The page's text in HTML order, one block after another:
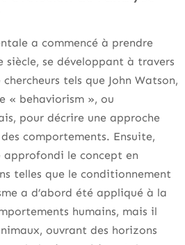
a commencé à prendre
siècle, se développant à travers
tels que John Watson,
« behaviorism », ou
pour décrire une approche
comportements. Ensuite,
approfondi le concept en
telles que le conditionnement
a d’abord été appliqué à la
humains, mais il
ouvrant des horizons